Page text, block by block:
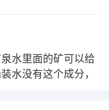
水里面的矿可以给
水没有这个成分，